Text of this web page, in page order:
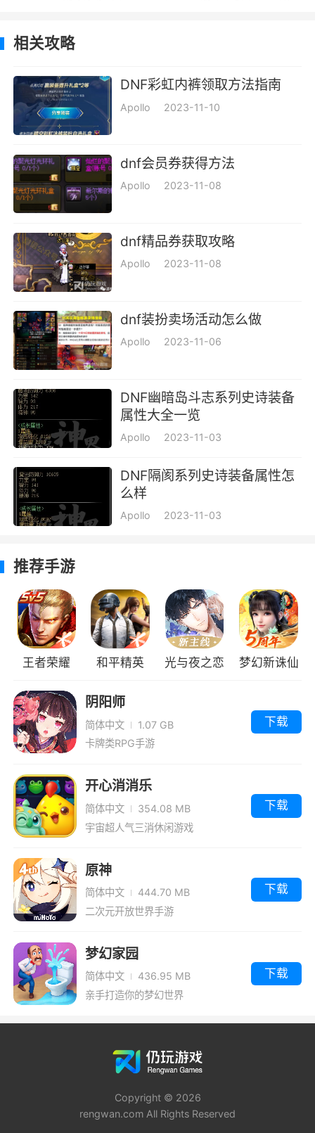
相关攻略
DNF彩虹内裤领取方法指南
Apollo 2023-11-10
dnf会员券获得方法
Apollo 2023-11-08
dnf精品券获取攻略
Apollo 2023-11-08
dnf装扮卖场活动怎么做
Apollo 2023-11-06
DNF幽暗岛斗志系列史诗装备
属性大全一览
Apollo 2023-11-03
DNF隔阂系列史诗装备属性怎
么样
Apollo 2023-11-03
推荐手游
王者荣耀 和平精英 光与夜之恋 梦幻新诛仙
阴阳师
简体中文
1.07 GB
卡牌类RPG手游
下载
开心消消乐
简体中文
354.08 MB
宇宙超人气三消休闲游戏
下载
原神
简体中文
444.70 MB
二次元开放世界手游
下载
梦幻家园
简体中文
436.95 MB
亲手打造你的梦幻世界
下载
Copyright © 2026
rengwan.com All Rights Reserved